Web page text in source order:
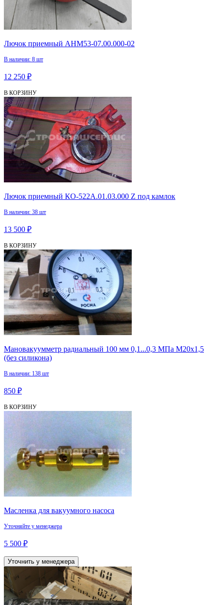
Лючок приемный АНМ53-07.00.000-02
В наличии: 8 шт
12 250 ₽
В КОРЗИНУ
Лючок приемный КО-522А.01.03.000 Z под камлок
В наличии: 38 шт
13 500 ₽
В КОРЗИНУ
Мановакуумметр радиальный 100 мм 0,1...0,3 МПа М20х1,5
(без силикона)
В наличии: 138 шт
850 ₽
В КОРЗИНУ
Масленка для вакуумного насоса
Уточняйте у менеджера
5 500 ₽
Уточнить у менеджера